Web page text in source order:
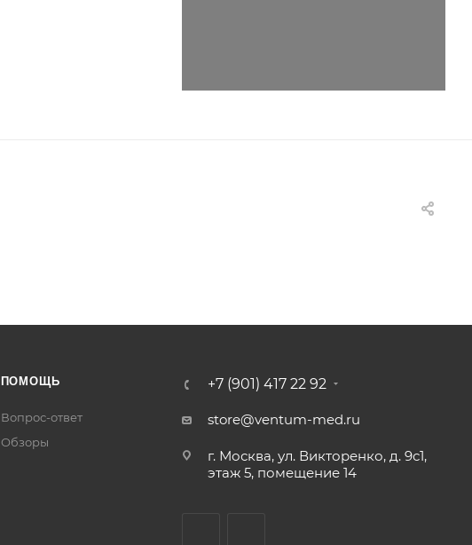
ПОМОЩЬ
Вопрос-ответ
Обзоры
+7 (901) 417 22 92
store@ventum-med.ru
г. Москва, ул. Викторенко, д. 9с1,
этаж 5, помещение 14